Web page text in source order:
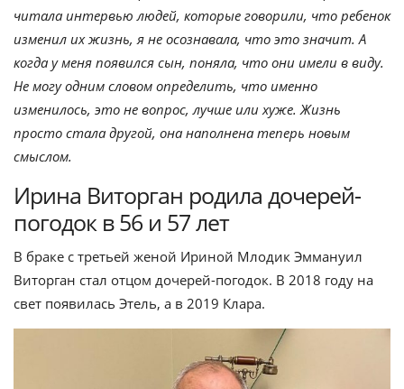
читала интервью людей, которые говорили, что ребенок
изменил их жизнь, я не осознавала, что это значит. А
когда у меня появился сын, поняла, что они имели в виду.
Не могу одним словом определить, что именно
изменилось, это не вопрос, лучше или хуже. Жизнь
просто стала другой, она наполнена теперь новым
смыслом.
Ирина Виторган родила дочерей-
погодок в 56 и 57 лет
В браке с третьей женой Ириной Млодик Эммануил
Виторган стал отцом дочерей-погодок. В 2018 году на
свет появилась Этель, а в 2019 Клара.